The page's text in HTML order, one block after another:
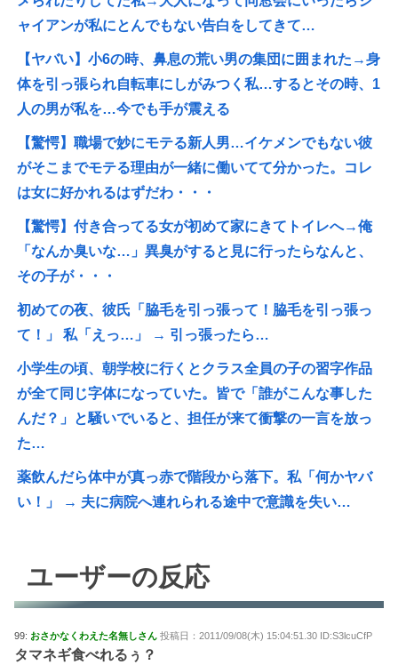
ャイアンが私にとんでもない告白をしてきて…
【ヤバい】小6の時、鼻息の荒い男の集団に囲まれた→身
体を引っ張られ自転車にしがみつく私…するとその時、1
人の男が私を…今でも手が震える
【驚愕】職場で妙にモテる新人男…イケメンでもない彼
がそこまでモテる理由が一緒に働いてて分かった。コレ
は女に好かれるはずだわ・・・
【驚愕】付き合ってる女が初めて家にきてトイレへ→俺
「なんか臭いな…」異臭がすると見に行ったらなんと、
その子が・・・
初めての夜、彼氏「脇毛を引っ張って！脇毛を引っ張っ
て！」 私「えっ…」 → 引っ張ったら…
小学生の頃、朝学校に行くとクラス全員の子の習字作品
が全て同じ字体になっていた。皆で「誰がこんな事した
んだ？」と騒いでいると、担任が来て衝撃の一言を放っ
た…
薬飲んだら体中が真っ赤で階段から落下。私「何かヤバ
い！」 → 夫に病院へ連れられる途中で意識を失い…
ユーザーの反応
99: おさかなくわえた名無しさん 投稿日：2011/09/08(木) 15:04:51.30 ID:S3lcuCfP
タマネギ食べれるぅ？